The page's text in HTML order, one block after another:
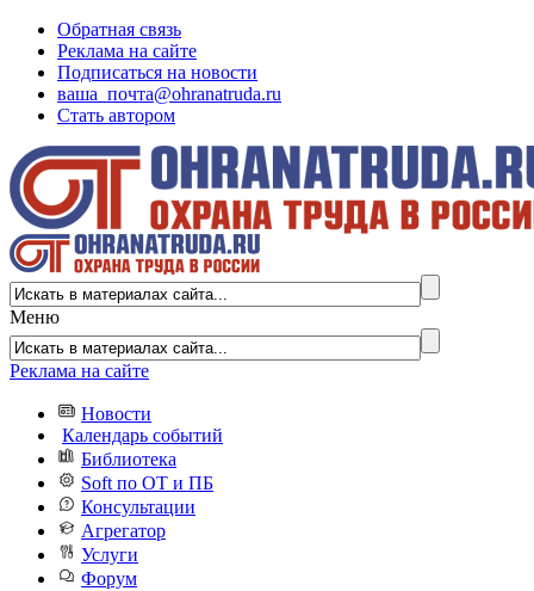
Обратная связь
Реклама на сайте
Подписаться на новости
ваша_почта@ohranatruda.ru
Стать автором
Меню
Реклама на сайте
Новости
Календарь событий
Библиотека
Soft по ОТ и ПБ
Консультации
Агрегатор
Услуги
Форум